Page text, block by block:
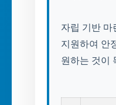
자립 기반 마
지원하여 안
원하는 것이